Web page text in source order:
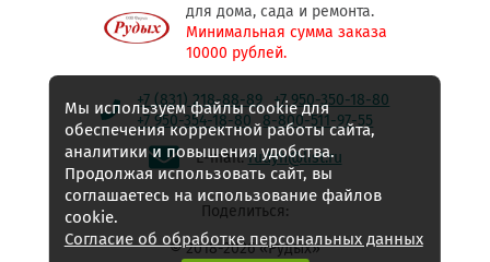
для дома, сада и ремонта.
Минимальная сумма заказа
10000 рублей.
+7 (831) 218-88-89
+7 950-350-18-80
+7 950-354-18-80
8-800-511-97-55
E-mail:rudyh@list.ru
© 2018-2026 «Рудых»
Поделиться:
Мы используем файлы cookie для
обеспечения корректной работы сайта,
аналитики и повышения удобства.
Продолжая использовать сайт, вы
соглашаетесь на использование файлов
cookie.
Согласие об обработке персональных данных